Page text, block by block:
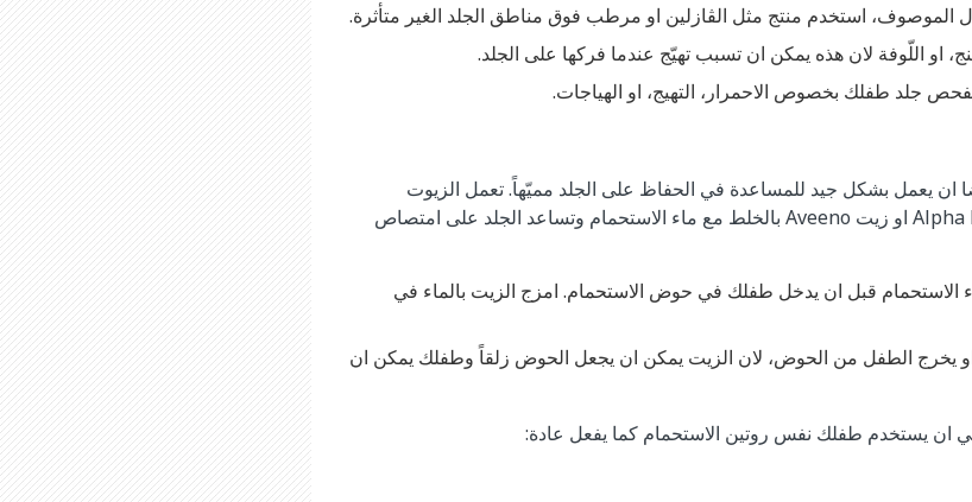
الموصوف، استخدم منتج مثل الڤازلين او مرطب فوق مناطق الجلد الغير متأثرة.
او اللّوفة لان هذه يمكن ان تسبب تهيّج عندما فركها على الجلد.
جلد طفلك بخصوص الاحمرار، التهيج، او الهياجات.
ان يعمل بشكل جيد للمساعدة في الحفاظ على الجلد مميّهاً. تعمل الزيوت
الاستحلابية مثل زيت Alpha Keri، Oilatum او زيت Aveeno بالخلط مع ماء الاستحمام وتساعد الجلد على امتصاص
الاستحمام قبل ان يدخل طفلك في حوض الاستحمام. امزج الزيت بالماء في
يخرج الطفل من الحوض، لان الزيت يمكن ان يجعل الحوض زلقاً وطفلك يمكن ان
ان يستخدم طفلك نفس روتين الاستحمام كما يفعل عادة: